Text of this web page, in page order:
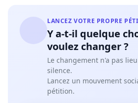
LANCEZ VOTRE PROPRE
Y a-t-il quelque
voulez changer ?
Le changement n'a pas
silence.
Lancez un mouvement
pétition.